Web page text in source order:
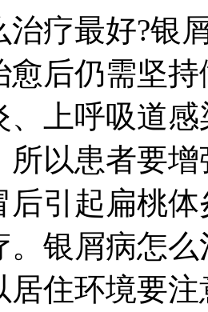
治疗最好?银
愈后仍需坚
、上呼吸道
所以患者要
后引起扁桃
。银屑病怎
居住环境要